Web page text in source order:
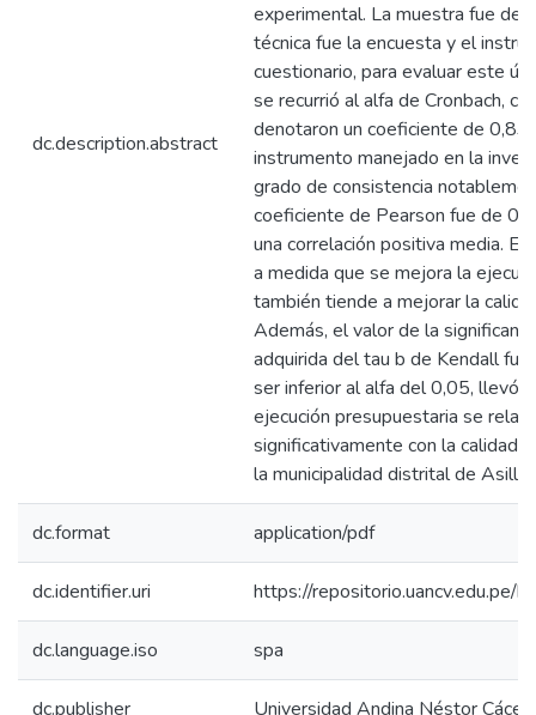
dc.description.abstract
experimental. La muestra fue de
técnica fue la encuesta y el
cuestionario, para evaluar este
se recurrió al alfa de Cronbach,
denotaron un coeficiente de
instrumento manejado en la
grado de consistencia
coeficiente de Pearson fue de
una correlación positiva media.
a medida que se mejora la
también tiende a mejorar la
Además, el valor de la
adquirida del tau b de Kendall
ser inferior al alfa del 0,05, llevó
ejecución presupuestaria se
significativamente con la calidad
la municipalidad distrital de
dc.format application/pdf
dc.identifier.uri https://repositorio.uancv.edu.pe/
dc.language.iso spa
dc.publisher Universidad Andina Néstor